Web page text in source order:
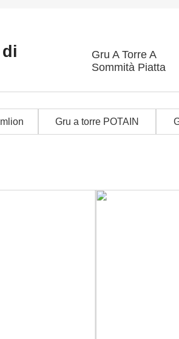
Gru A Torre A
Sommità Piatta
Gru a torre POTAIN